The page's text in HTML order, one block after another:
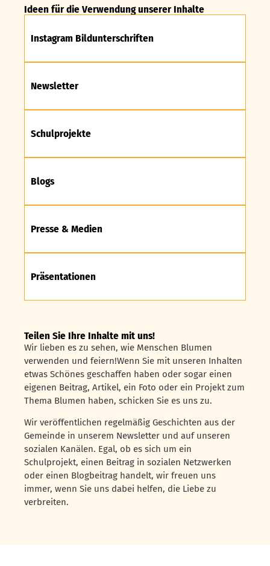
Ideen für die Verwendung unserer Inhalte
Instagram Bildunterschriften
Newsletter
Schulprojekte
Blogs
Presse & Medien
Präsentationen
Teilen Sie Ihre Inhalte mit uns!
Wir lieben es zu sehen, wie Menschen Blumen
verwenden und feiern!Wenn Sie mit unseren Inhalten
etwas Schönes geschaffen haben oder sogar einen
eigenen Beitrag, Artikel, ein Foto oder ein Projekt zum
Thema Blumen haben, schicken Sie es uns zu.
Wir veröffentlichen regelmäßig Geschichten aus der
Gemeinde in unserem Newsletter und auf unseren
sozialen Kanälen. Egal, ob es sich um ein
Schulprojekt, einen Beitrag in sozialen Netzwerken
oder einen Blogbeitrag handelt, wir freuen uns
immer, wenn Sie uns dabei helfen, die Liebe zu
verbreiten.